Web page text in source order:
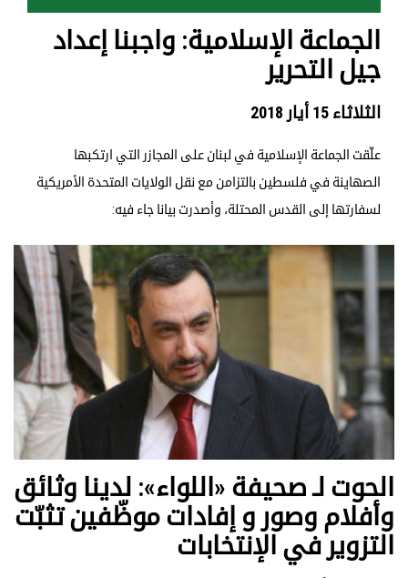
الجماعة الإسلامية: واجبنا إعداد
جيل التحرير
الثلاثاء 15 أيار 2018
علّقت الجماعة الإسلامية في لبنان على المجازر التي ارتكبها
الصهاينة في فلسطين بالتزامن مع نقل الولايات المتحدة الأمريكية
لسفارتها إلى القدس المحتلة، وأصدرت بيانا جاء فيه:
الحوت لـ صحيفة «اللواء»: لدينا وثائق
وأفلام وصور و إفادات موظّفين تثبّت
التزوير في الإنتخابات